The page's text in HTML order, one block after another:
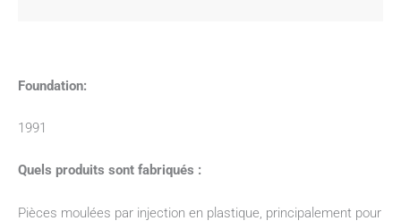
Foundation:
1991
Quels produits sont fabriqués :
Pièces moulées par injection en plastique, principalement pour